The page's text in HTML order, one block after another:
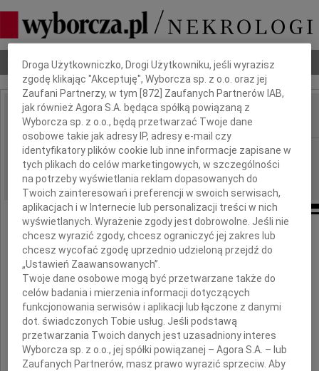
Nekrologi Odeszli Poradnik pogrzebowy
IMIĘ I NAZWISKO:
REGION: Opole
DATA EMISJI: 05.01.2013
Pani
najserdeczniejsze wyrazy współczucia
z powodu śmierci
Męża
Dbamy o Twoją prywatność
Droga Użytkowniczko, Drogi Użytkowniku, jeśli wyrazisz
zgodę klikając "Akceptuję", Wyborcza sp. z o.o. oraz jej
Zaufani Partnerzy, w tym [872 ] Zaufanych Partnerów IAB,
jak również Agora S.A. będąca spółką powiązaną z
Wyborcza sp. z o.o., będą przetwarzać Twoje dane
osobowe takie jak adresy IP, adresy e-mail czy
identyfikatory plików cookie lub inne informacje zapisane w
tych plikach do celów marketingowych, w szczególności
na potrzeby wyświetlania reklam dopasowanych do
Twoich zainteresowań i preferencji w swoich serwisach,
aplikacjach i w Internecie lub personalizacji treści w nich
wyświetlanych. Wyrażenie zgody jest dobrowolne. Jeśli nie
chcesz wyrazić zgody, chcesz ograniczyć jej zakres lub
chcesz wycofać zgodę uprzednio udzieloną przejdź do
„Ustawień Zaawansowanych”.
Twoje dane osobowe mogą być przetwarzane także do
celów badania i mierzenia informacji dotyczących
funkcjonowania serwisów i aplikacji lub łączone z danymi
dot. świadczonych Tobie usług. Jeśli podstawą
przetwarzania Twoich danych jest uzasadniony interes
Wyborcza sp. z o.o., jej spółki powiązanej – Agora S.A. – lub
Zaufanych Partnerów, masz prawo wyrazić sprzeciw. Aby